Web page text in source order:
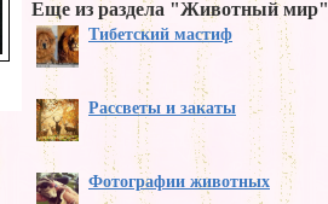
Еще из раздела "Животный мир"
Тибетский мастиф
Рассветы и закаты
Фотографии животных